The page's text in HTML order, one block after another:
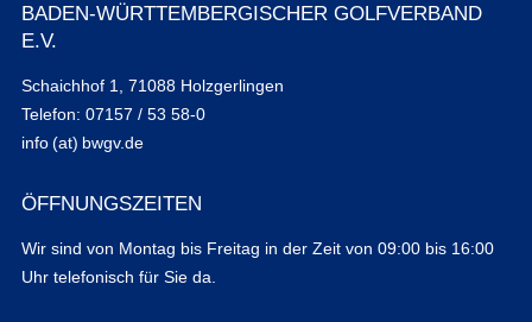
BADEN-WÜRTTEMBERGISCHER GOLFVERBAND
E.V.
Schaichhof 1, 71088 Holzgerlingen
Telefon: 07157 / 53 58-0
info (at) bwgv.de
ÖFFNUNGSZEITEN
Wir sind von Montag bis Freitag in der Zeit von 09:00 bis 16:00
Uhr telefonisch für Sie da.